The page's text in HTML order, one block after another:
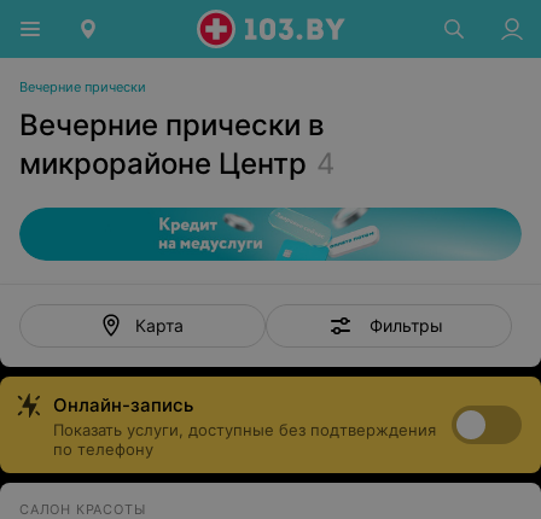
Вечерние прически
Вечерние прически в
микрорайоне Центр 4
Карта Фильтры
Онлайн-запись
Показать услуги, доступные без подтверждения
по телефону
САЛОН КРАСОТЫ